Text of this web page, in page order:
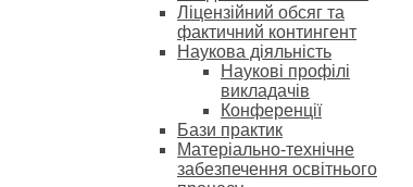
Ліцензійний обсяг та
фактичний контингент
Наукова діяльність
Наукові профілі
викладачів
Конференції
Бази практик
Матеріально-технічне
забезпечення освітнього